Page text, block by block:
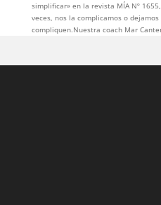
simplificar» en la revista MÍA Nº
veces, nos la complicamos o
compliquen.Nuestra coach Mar